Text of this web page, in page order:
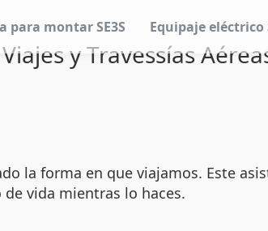
para montar SE3S Equipaje eléctrico
y Travessías
la forma en que viajamos. Este
vida mientras lo haces.